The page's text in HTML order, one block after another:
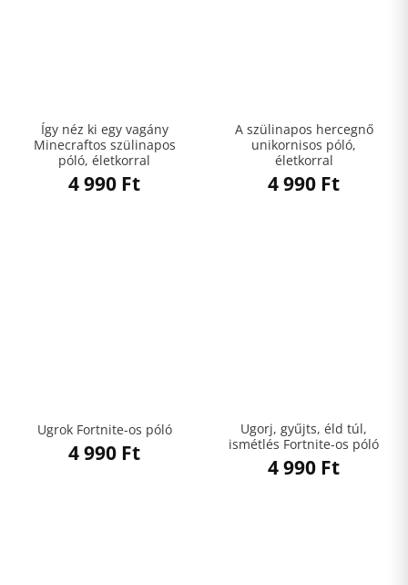
Így néz ki egy vagány
Minecraftos szülinapos
póló, életkorral
4 990 Ft
A szülinapos hercegnő
unikornisos póló,
életkorral
4 990 Ft
Ugrok Fortnite-os póló
4 990 Ft
Ugorj, gyűjts, éld túl,
ismétlés Fortnite-os póló
4 990 Ft